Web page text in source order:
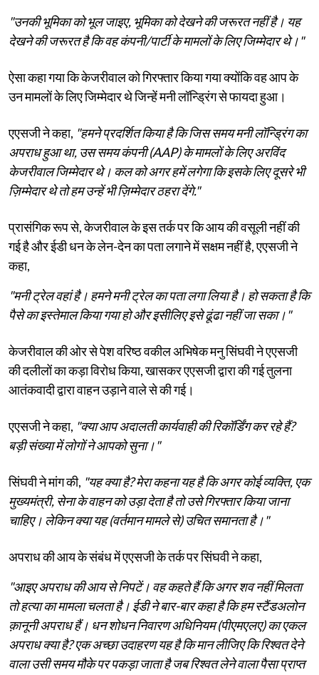
"उनकी भूमिका को भूल जाइए, भूमिका को देखने की जरूरत नहीं है। यह
देखने की जरूरत है कि वह कंपनी/पार्टी के मामलों के लिए जिम्मेदार थे।"
ऐसा कहा गया कि केजरीवाल को गिरफ्तार किया गया क्योंकि वह आप के
उन मामलों के लिए जिम्मेदार थे जिन्हें मनी लॉन्ड्रिंग से फायदा हुआ।
एएसजी ने कहा, "हमने प्रदर्शित किया है कि जिस समय मनी लॉन्ड्रिंग का
अपराध हुआ था, उस समय कंपनी (AAP) के मामलों के लिए अरविंद
केजरीवाल जिम्मेदार थे। कल को अगर हमें लगेगा कि इसके लिए दूसरे भी
ज़िम्मेदार थे तो हम उन्हें भी ज़िम्मेदार ठहरा देंगे."
प्रासंगिक रूप से, केजरीवाल के इस तर्क पर कि आय की वसूली नहीं की
गई है और ईडी धन के लेन-देन का पता लगाने में सक्षम नहीं है, एएसजी ने
कहा,
"मनी ट्रेल वहां है। हमने मनी ट्रेल का पता लगा लिया है। हो सकता है कि
पैसे का इस्तेमाल किया गया हो और इसीलिए इसे ढूंढा नहीं जा सका।"
केजरीवाल की ओर से पेश वरिष्ठ वकील अभिषेक मनु सिंघवी ने एएसजी
की दलीलों का कड़ा विरोध किया, खासकर एएसजी द्वारा की गई तुलना
आतंकवादी द्वारा वाहन उड़ाने वाले से की गई।
एएसजी ने कहा, "क्या आप अदालती कार्यवाही की रिकॉर्डिंग कर रहे हैं?
बड़ी संख्या में लोगों ने आपको सुना।"
सिंघवी ने मांग की, "यह क्या है? मेरा कहना यह है कि अगर कोई व्यक्ति, एक
मुख्यमंत्री, सेना के वाहन को उड़ा देता है तो उसे गिरफ्तार किया जाना
चाहिए। लेकिन क्या यह (वर्तमान मामले से) उचित समानता है।"
अपराध की आय के संबंध में एएसजी के तर्क पर सिंघवी ने कहा,
"आइए अपराध की आय से निपटें। वह कहते हैं कि अगर शव नहीं मिलता
तो हत्या का मामला चलता है। ईडी ने बार-बार कहा है कि हम स्टैंडअलोन
क़ानूनी अपराध हैं। धन शोधन निवारण अधिनियम (पीएमएलए) का एकल
अपराध क्या है? एक अच्छा उदाहरण यह है कि मान लीजिए कि रिश्वत देने
वाला उसी समय मौके पर पकड़ा जाता है जब रिश्वत लेने वाला पैसा प्राप्त